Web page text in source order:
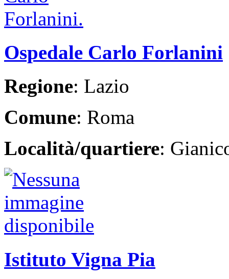
Ospedale Carlo Forlanini
Regione: Lazio
Comune: Roma
Località/quartiere:
Istituto Vigna Pia